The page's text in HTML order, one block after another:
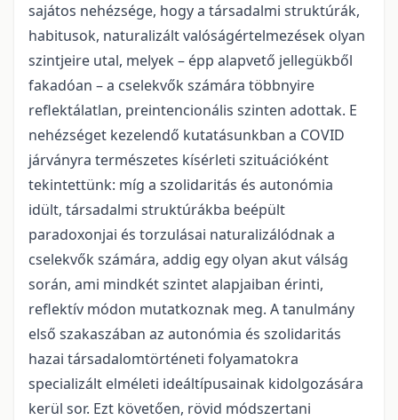
sajátos nehézsége, hogy a társadalmi struktúrák,
habitusok, naturalizált valóságértelmezések olyan
szintjeire utal, melyek – épp alapvető jellegükből
fakadóan – a cselekvők számára többnyire
reflektálatlan, preintencionális szinten adottak. E
nehézséget kezelendő kutatásunkban a COVID
járványra természetes kísérleti szituációként
tekintettünk: míg a szolidaritás és autonómia
idült, társadalmi struktúrákba beépült
paradoxonjai és torzulásai naturalizálódnak a
cselekvők számára, addig egy olyan akut válság
során, ami mindkét szintet alapjaiban érinti,
reflektív módon mutatkoznak meg. A tanulmány
első szakaszában az autonómia és szolidaritás
hazai társadalomtörténeti folyamatokra
specializált elméleti ideáltípusainak kidolgozására
kerül sor. Ezt követően, rövid módszertani